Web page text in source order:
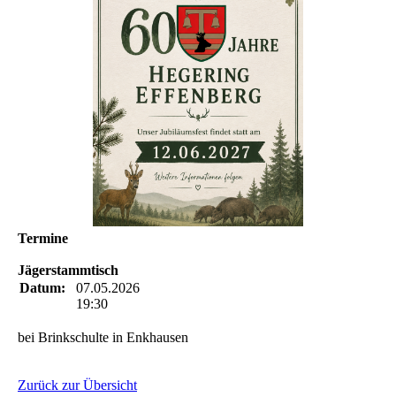
Termine
Jägerstammtisch
Datum:
07.05.2026
19:30
bei Brinkschulte in Enkhausen
Zurück zur Übersicht